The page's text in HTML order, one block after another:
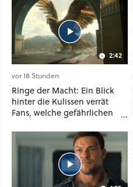
2:42
vor 18 Stunden
Ringe der Macht: Ein Blick
hinter die Kulissen verrät
Fans, welche gefährlichen
warten